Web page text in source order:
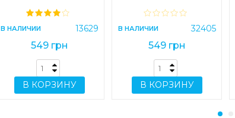
Black (CCLH-01)
(CCLH-01)
В НАЛИЧИИ 13629
549 грн
В КОРЗИНУ
(C10762300113-00)
В НАЛИЧИИ 32405
549 грн
В КОРЗИНУ